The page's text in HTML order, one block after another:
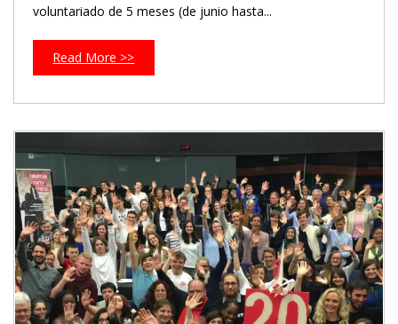
voluntariado de 5 meses (de junio hasta...
Read More >>